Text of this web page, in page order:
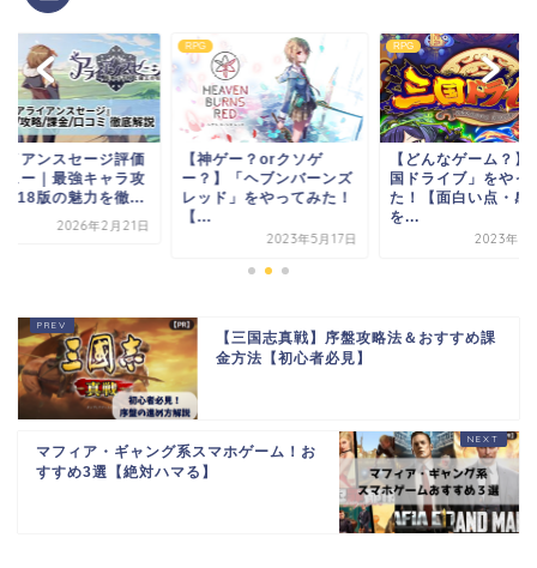
イアンスセージ評価
ュー｜最強キャラ攻
R18版の魅力を徹...
2026年2月21日
RPG
【神ゲー？orクソゲ
ー？】「ヘブンバーンズ
レッド」をやってみた！
【...
2023年5月17日
RPG
【どんなゲーム？】
国ドライブ」をやっ
た！【面白い点・感
を...
2023年7
【三国志真戦】序盤攻略法＆おすすめ課
金方法【初心者必見】
マフィア・ギャング系スマホゲーム！お
すすめ3選【絶対ハマる】